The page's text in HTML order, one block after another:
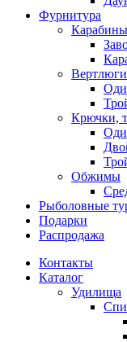
Фурнитура
Вертлюги
Крючки,
Обжимы
Рыболовные
Подарки
Распродажа
Контакты
Каталог
Удилища